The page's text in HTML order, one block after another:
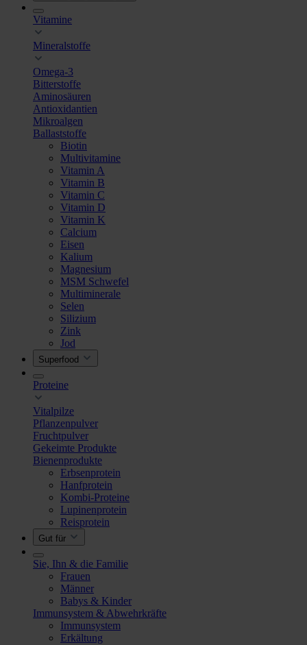
Vitamine
Mineralstoffe
Omega-3
Bitterstoffe
Aminosäuren
Antioxidantien
Mikroalgen
Ballaststoffe
Biotin
Multivitamine
Vitamin A
Vitamin B
Vitamin C
Vitamin D
Vitamin K
Calcium
Eisen
Kalium
Magnesium
MSM Schwefel
Multiminerale
Selen
Silizium
Zink
Jod
Superfood
Proteine
Vitalpilze
Pflanzenpulver
Fruchtpulver
Gekeimte Produkte
Bienenprodukte
Erbsenprotein
Hanfprotein
Kombi-Proteine
Lupinenprotein
Reisprotein
Gut für
Sie, Ihn & die Familie
Frauen
Männer
Babys & Kinder
Immunsystem & Abwehrkräfte
Immunsystem
Erkältung